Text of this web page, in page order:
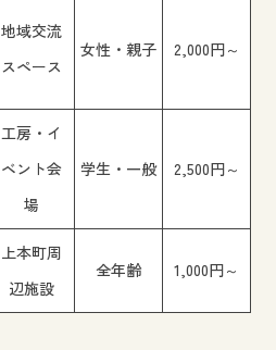
地域交流
スペース
女性・親子 2,000円～
工房・イ
ベント会
場
学生・一般 2,500円～
上本町周
辺施設
全年齢 1,000円～